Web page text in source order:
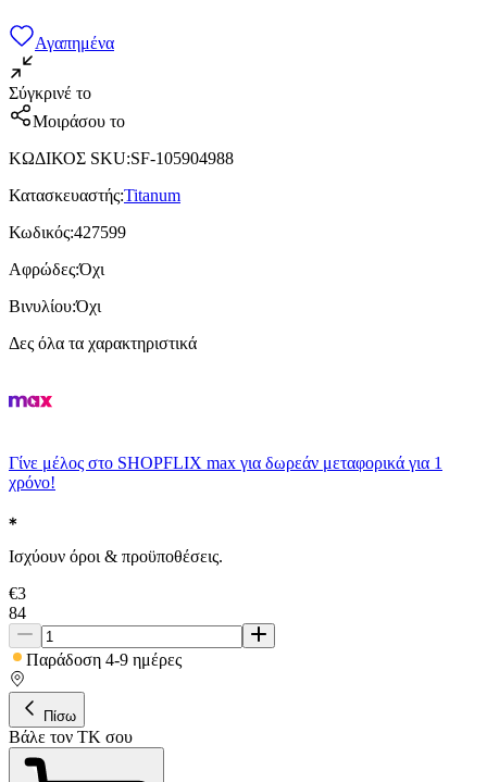
Αγαπημένα
Σύγκρινέ το
Μοιράσου το
ΚΩΔΙΚΟΣ SKU:SF-105904988
Κατασκευαστής:Titanum
Κωδικός:427599
Αφρώδες:Όχι
Βινυλίου:Όχι
Δες όλα τα χαρακτηριστικά
Γίνε μέλος στο SHOPFLIX max για δωρεάν μεταφορικά για 1
χρόνο!
Ισχύουν όροι & προϋποθέσεις.
€3
84
Παράδοση 4-9 ημέρες
Πίσω
Βάλε τον ΤΚ σου